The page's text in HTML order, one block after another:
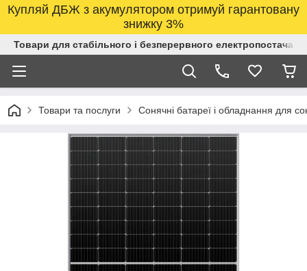
Купляй ДБЖ з акумулятором отримуй гарантовану
знижку 3%
Товари для стабільного і безперервного
Товари та послуги Сонячні батареї і обладнання для